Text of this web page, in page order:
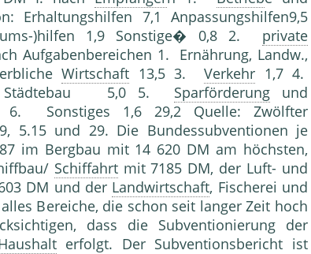
Erhaltungshilfen 7,1 Anpassungshilfen9,5
)hilfen 1,9 Sonstige� 0,8 2. private
Aufgabenbereichen 1. Ernährung, Landw.,
Wirtschaft 13,5 3.Verkehr 1,7 4.
Städtebau 5,0 5. Sparförderungund
6. Sonstiges 1,6 29,2 Quelle: Zwölfter
5.15 und 29. Die Bundessubventionen je
im Bergbau mit 14 620 DM am höchsten,
Schiffahrtmit 7185 DM, der Luft- und
DM und der Landwirtschaft, Fischerei und
Bereiche, die schon seit langer Zeit hoch
dass die Subventionierung der
erfolgt. Der Subventionsbericht ist